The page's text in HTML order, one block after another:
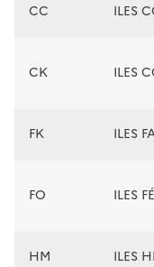
CC ILES
CK ILES
FK ILES
FO ILES
HM ILES